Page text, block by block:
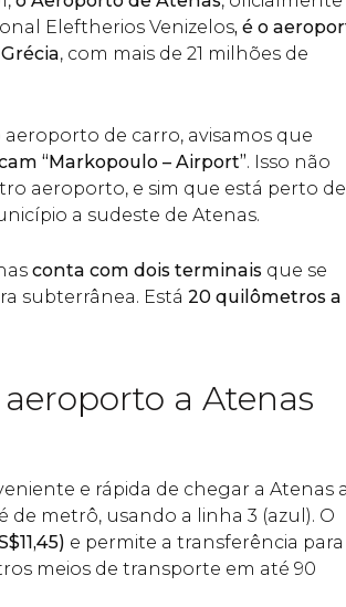
Eleftherios Venizelos, é o
, com mais de 21 milhões de
aeroporto de carro, avisamos que
“Markopoulo – Airport”. Isso não
aeroporto, e sim que está perto de
a sudeste de Atenas.
conta com dois terminais que se
subterrânea. Está 20 quilômetros a
a Atenas
e rápida de chegar a Atenas a
de metrô, usando a linha 3 (azul). O
11,45) e permite a transferência para
meios de transporte em até 90